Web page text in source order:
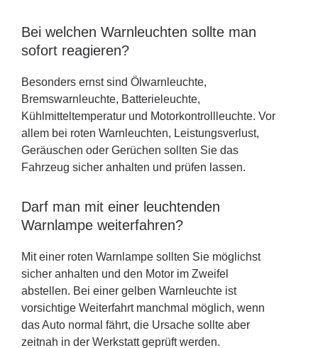
Bei welchen Warnleuchten sollte man
sofort reagieren?
Besonders ernst sind Ölwarnleuchte,
Bremswarnleuchte, Batterieleuchte,
Kühlmitteltemperatur und Motorkontrollleuchte. Vor
allem bei roten Warnleuchten, Leistungsverlust,
Geräuschen oder Gerüchen sollten Sie das
Fahrzeug sicher anhalten und prüfen lassen.
Darf man mit einer leuchtenden
Warnlampe weiterfahren?
Mit einer roten Warnlampe sollten Sie möglichst
sicher anhalten und den Motor im Zweifel
abstellen. Bei einer gelben Warnleuchte ist
vorsichtige Weiterfahrt manchmal möglich, wenn
das Auto normal fährt, die Ursache sollte aber
zeitnah in der Werkstatt geprüft werden.